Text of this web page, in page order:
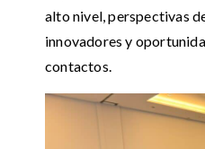
alto nivel, perspectivas
innovadores y
contactos.